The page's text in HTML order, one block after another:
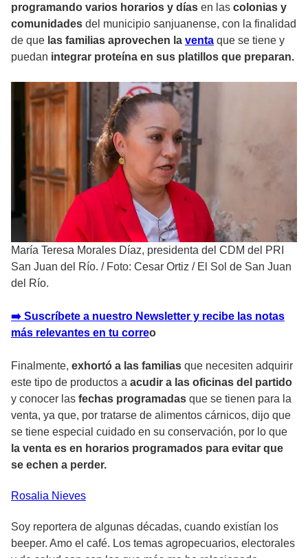
programando varios horarios y días en las colonias y
comunidades del municipio sanjuanense, con la finalidad
de que las familias aprovechen la venta que se tiene y
puedan integrar proteína en sus platillos que preparan.
María Teresa Morales Díaz, presidenta del CDM del PRI
San Juan del Río. / Foto: Cesar Ortiz / El Sol de San Juan
del Río.
➡️ Suscríbete a nuestro Newsletter y recibe las notas
más relevantes en tu correo
Finalmente, exhortó a las familias que necesiten adquirir
este tipo de productos a acudir a las oficinas del partido
y conocer las fechas programadas que se tienen para la
venta, ya que, por tratarse de alimentos cárnicos, dijo que
se tiene especial cuidado en su conservación, por lo que
la venta es en horarios programados para evitar que
se echen a perder.
Rosalia Nieves
Soy reportera de algunas décadas, cuando existían los
beeper. Amo el café. Los temas agropecuarios, electorales